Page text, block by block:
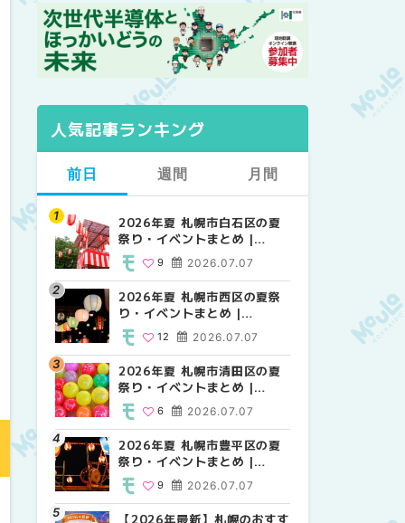
人気記事ランキング
前日
2026年夏 札幌市白石区の夏
祭り・イベントまとめ |
MouLa HOKKAIDO
2026.07.07
9
2026年夏 札幌市西区の夏祭
り・イベントまとめ |
MouLa HOKKAIDO
2026.07.07
12
2026年夏 札幌市清田区の夏
祭り・イベントまとめ |
MouLa HOKKAIDO
2026.07.07
6
2026年夏 札幌市豊平区の夏
祭り・イベントまとめ |
MouLa HOKKAIDO
2026.07.07
9
【2026年最新】札幌のおすす
週間
2026年夏 札幌市西区の夏祭
り・イベントまとめ |
12
【2026年最新】札幌のおすす
めビアガーデン｜オープン日
順に徹底紹介！大通公園から
穴場テラスまで | MouLa
HOKKAIDO
24
2026年夏 札幌市白石区の夏
祭り・イベントまとめ |
9
2026年夏 札幌市手稲区の夏
祭り・イベントまとめ |
10
2026年夏 札幌市北区の夏祭
月間
【2026年最新】札幌のおすす
めビアガーデン｜オープン日
穴場テラスまで | MouLa
HOKKAIDO
24
2026年夏 札幌市北区の夏祭
り・イベントまとめ |
9
2026年夏 札幌市白石区の夏
祭り・イベントまとめ |
9
2026年夏 札幌市西区の夏祭
り・イベントまとめ |
12
2026年夏 札幌市手稲区の夏